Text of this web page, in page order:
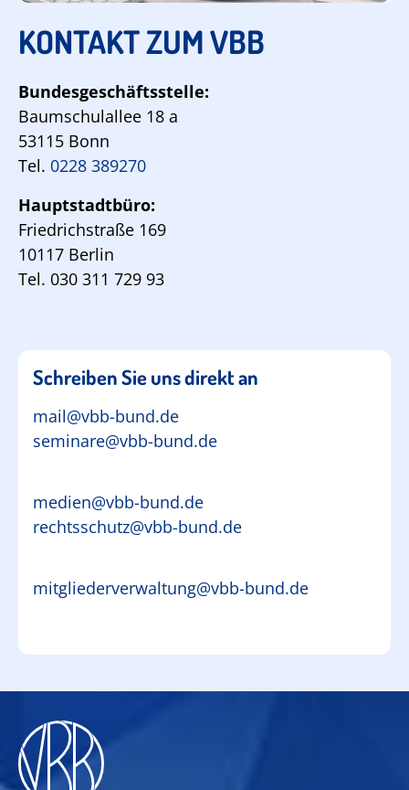
KONTAKT ZUM VBB
Bundesgeschäftsstelle:
Baumschulallee 18 a
53115 Bonn
Tel. 0228 389270
Hauptstadtbüro:
Friedrichstraße 169
10117 Berlin
Tel. 030 311 729 93
Schreiben Sie uns direkt an
mail@vbb-bund.de
seminare@vbb-bund.de
medien@vbb-bund.de
rechtsschutz@vbb-bund.de
mitgliederverwaltung@vbb-bund.de